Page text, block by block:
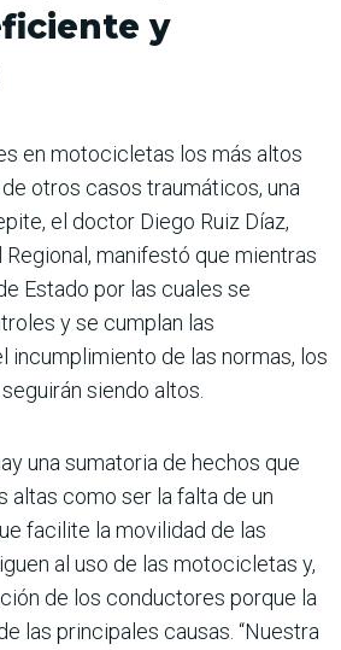
y
en motocicletas los más altos
otros casos traumáticos, una
el doctor Diego Ruiz Díaz,
manifestó que mientras
Estado por las cuales se
y se cumplan las
incumplimiento de las normas, los
siendo altos.
una sumatoria de hechos que
altas como ser la falta de un
facilite la movilidad de las
al uso de las motocicletas y,
de los conductores porque la
las principales causas. “Nuestra